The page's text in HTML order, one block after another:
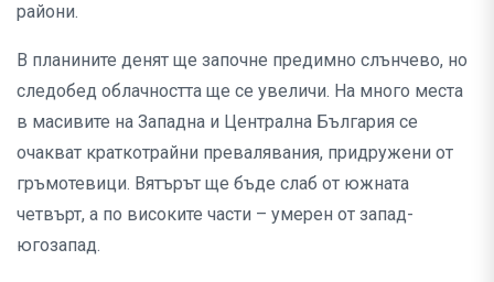
райони.
В планините денят ще започне предимно слънчево, но
следобед облачността ще се увеличи. На много места
в масивите на Западна и Централна България се
очакват краткотрайни превалявания, придружени от
гръмотевици. Вятърът ще бъде слаб от южната
четвърт, а по високите части – умерен от запад-
югозапад.